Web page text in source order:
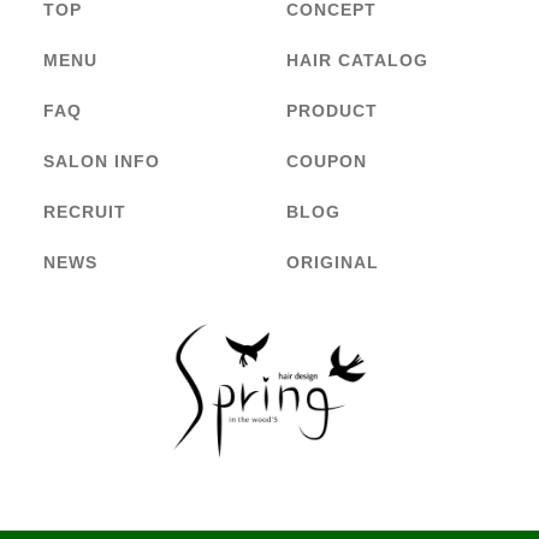
TOP CONCEPT
MENU HAIR CATALOG
FAQ PRODUCT
SALON INFO COUPON
RECRUIT BLOG
NEWS ORIGINAL